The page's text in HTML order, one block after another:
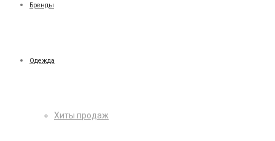
Бренды
Одежда
Хиты продаж